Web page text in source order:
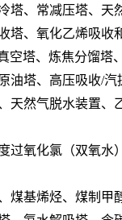
塔、常减压塔、天
塔、氧化乙烯吸收
空塔、炼焦分馏塔
油塔、高压吸收/
天然气脱水装置、
过氧化氯（双氧水
煤基烯烃、煤制甲